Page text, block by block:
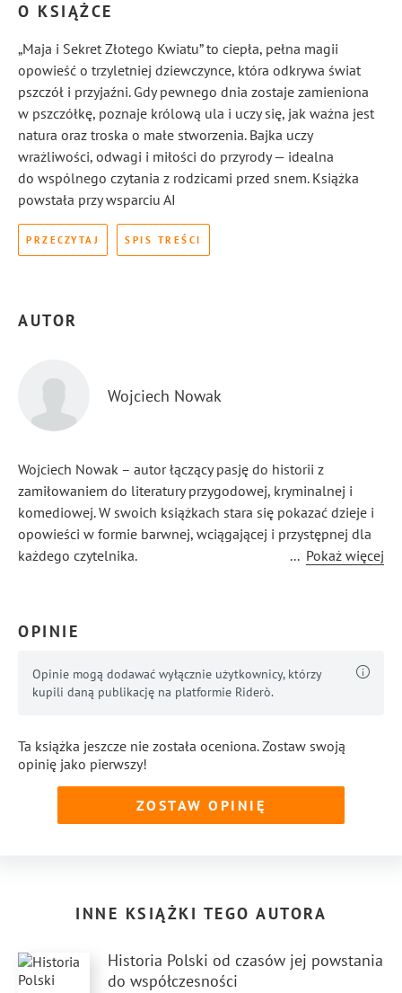
O KSIĄŻCE
„Maja i Sekret Złotego Kwiatu” to ciepła, pełna magii
opowieść o trzyletniej dziewczynce, która odkrywa świat
pszczół i przyjaźni. Gdy pewnego dnia zostaje zamieniona
w pszczółkę, poznaje królową ula i uczy się, jak ważna jest
natura oraz troska o małe stworzenia. Bajka uczy
wrażliwości, odwagi i miłości do przyrody — idealna
do wspólnego czytania z rodzicami przed snem. Książka
powstała przy wsparciu AI
PRZECZYTAJ SPIS TREŚCI
AUTOR
Wojciech Nowak
Wojciech Nowak – autor łączący pasję do historii z
zamiłowaniem do literatury przygodowej, kryminalnej i
komediowej. W swoich książkach stara się pokazać dzieje i
opowieści w formie barwnej, wciągającej i przystępnej dla
każdego czytelnika.
... Pokaż więcej
OPINIE
Opinie mogą dodawać wyłącznie użytkownicy, którzy
kupili daną publikację na platformie Riderò.
Ta książka jeszcze nie została oceniona. Zostaw swoją
opinię jako pierwszy!
ZOSTAW OPINIĘ
INNE KSIĄŻKI TEGO AUTORA
Historia Polski od czasów jej powstania
do współczesności